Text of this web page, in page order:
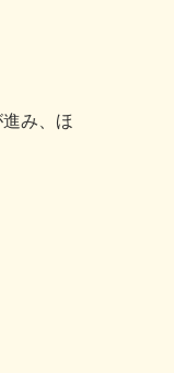
み、ほ